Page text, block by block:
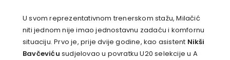
U svom reprezentativnom trenerskom stažu, Milačić
niti jednom nije imao jednostavnu zadaću i komfornu
situaciju. Prvo je, prije dvije godine, kao asistent Nikši
Bavčeviću sudjelovao u povratku U20 selekcije u A